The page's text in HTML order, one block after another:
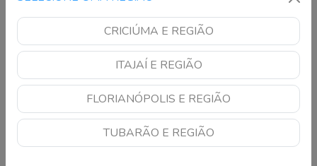
CRICIÚMA E REGIÃO
ITAJAÍ E REGIÃO
FLORIANÓPOLIS E REGIÃO
TUBARÃO E REGIÃO